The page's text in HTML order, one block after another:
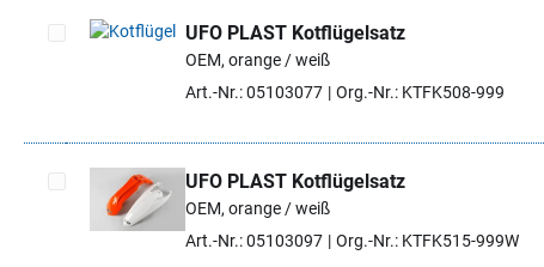
Artikel auswählen
UFO PLAST Kotflügelsatz
OEM, orange / weiß
Art.-Nr.: 05103077
Org.-Nr.: KTFK508-999
Artikel auswählen
UFO PLAST Kotflügelsatz
OEM, orange / weiß
Art.-Nr.: 05103097
Org.-Nr.: KTFK515-999W